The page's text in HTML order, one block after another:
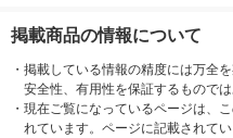
掲載商品の情報について
・ 掲載している情報の精度には万全
安全性、有用性を保証するものでは
・ 現在ご覧になっているページは、
れています。ページに記載されて